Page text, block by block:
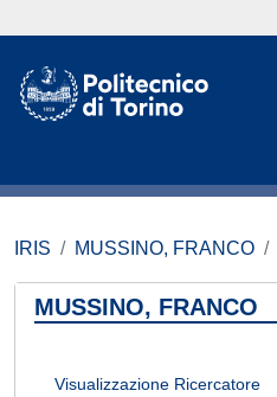
IRIS MUSSINO, FRANCO
MUSSINO, FRANCO
Visualizzazione Ricercatore